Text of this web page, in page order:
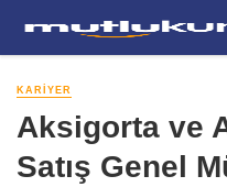
KARIYER
Aksigorta ve
Satış Genel